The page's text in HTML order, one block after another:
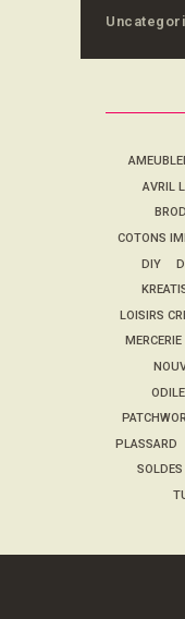
AVRIL
COTONS
DIY
LOISIRS
MERCERIE
PLASSARD
SOLDES